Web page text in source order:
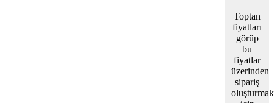
Toptan
fiyatları
görüp
bu
fiyatlar
üzerinden
sipariş
oluşturmak